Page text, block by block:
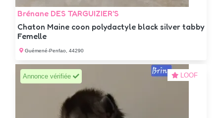
Brénane DES TARGUIZIER'S
Chaton Maine coon polydactyle black silver tabby
Femelle
Guémené-Penfao, 44290
Annonce vérifiée LOOF